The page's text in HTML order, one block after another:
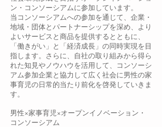
ン・コンソーシアムに参加しています。
当コンソーシアムへの参加を通じて、企業・
地域・団体とパートナーシップを深め、より
よいサービスと商品を提供するとともに、
「働きがい」と「経済成長」の同時実現を目
指します。さらに、自社の取り組みから得ら
れた知見やノウハウを活用して、コンソーシ
アム参加企業と協力して広く社会に男性の家
事育児の日常的当たり前化を啓発していきま
す。
男性×家事育児×オープンイノベーション・
コンソーシアム